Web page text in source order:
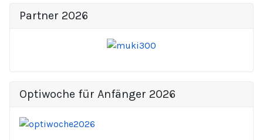
Partner 2026
Optiwoche für Anfänger 2026